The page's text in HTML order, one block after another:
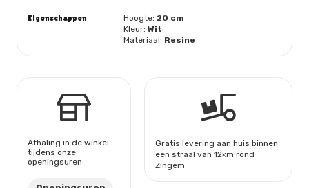
Eigenschappen Hoogte: 20 cm
Kleur:Wit
Materiaal: Resine
Afhaling in de winkel
tijdens onze
openingsuren
Gratis levering aan huis binnen
een straal van 12km rond
Zingem